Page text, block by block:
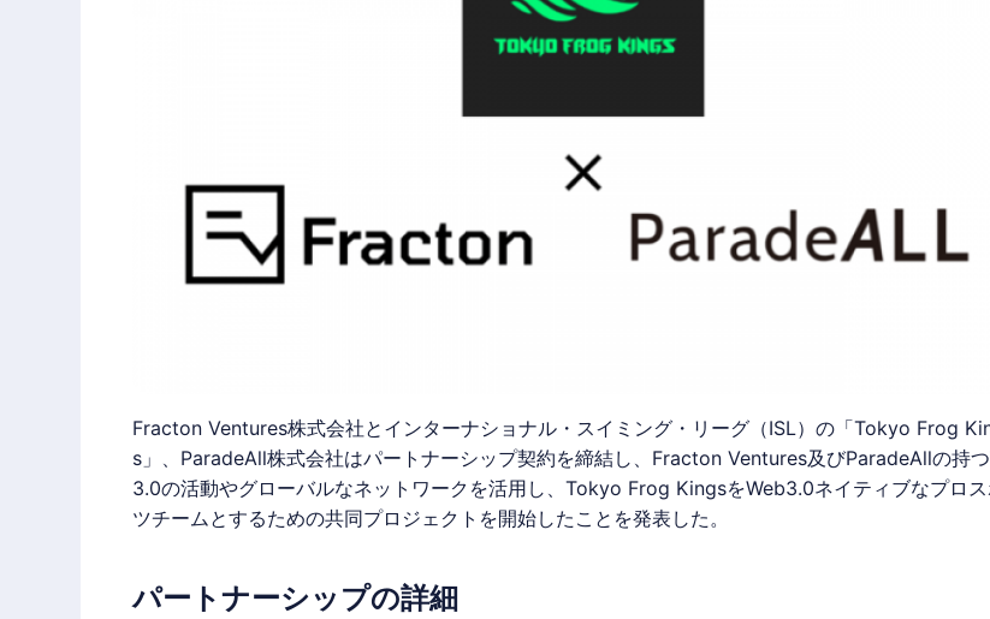
Fracton Ventures株式会社とインターナショナル・スイミング・リーグ（ISL）の「Tokyo Frog
s」、 ParadeAll株式会社はパートナーシップ契約を締結し、Fracton Ventures及びParadeAllの持
3.0の活動やグローバルなネットワークを活用し、Tokyo Frog KingsをWeb3.0ネイティブなプロ
ツチームとするための共同プロジェクトを開始したことを発表した。
パートナーシップの詳細